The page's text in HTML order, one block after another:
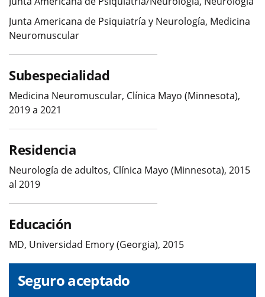
Junta Americana de Psiquiatría y Neurología, Medicina
Neuromuscular
Subespecialidad
Medicina Neuromuscular, Clínica Mayo (Minnesota),
2019 a 2021
Residencia
Neurología de adultos, Clínica Mayo (Minnesota), 2015
al 2019
Educación
MD, Universidad Emory (Georgia), 2015
Seguro aceptado